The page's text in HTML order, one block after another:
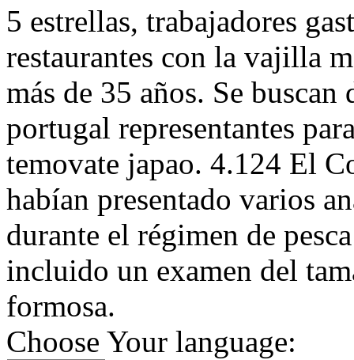
5 estrellas, trabajadores
restaurantes con la vajilla
más de 35 años. Se
portugal representantes
temovate japao. 4.124 El
habían presentado varios
durante el régimen de
incluido un examen del
formosa.
Choose Your language: